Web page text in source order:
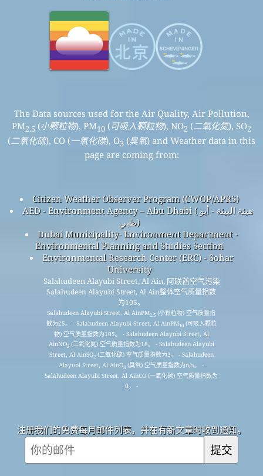
The Data sources used for the Air Quality, Air Pollution,
PM2.5 (小颗粒物), PM10 (可吸入颗粒物), NO2 (二氧化氮), SO2
(二氧化硫), CO (一氧化碳), O3 (臭氧) and Weather data in this
page are coming from:
Citizen Weather Observer Program (CWOP/APRS)
AED - Environment Agency – Abu Dhabi ( هيئة البيئة - أبو
ظبي)
Dubai Municipality- Environment Department -
Environmental Planning and Studies Section
Environmental Research Center (ERC) - Sohar
University
Salahudeen Alayubi Street, Al Ain, 阿联酋空气污染
Salahudeen Alayubi Street, Al Ain整体空气质量指数
为105。
Salahudeen Alayubi Street, Al AinPM2.5 (小颗粒物) 空气质量指
数为25。 - Salahudeen Alayubi Street, Al AinPM10(可吸入颗粒
物) 空气质量指数为105。 - Salahudeen Alayubi Street, Al
AinNO2(二氧化氮) 空气质量指数为18。 - Salahudeen Alayubi
Street, Al AinSO2(二氧化硫) 空气质量指数为3。 - Salahudeen
Alayubi Street, Al AinO3 (臭氧) 空气质量指数为n/a。 -
Salahudeen Alayubi Street, Al AinCO (一氧化碳) 空气质量指数为
0。 -
注册我们的免费每月邮件列表，并在有新文章时收到通知。
提交